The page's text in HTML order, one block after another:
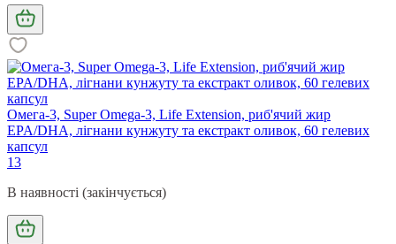
Омега-3, Super Omega-3, Life Extension, риб'ячий жир
EPA/DHA, лігнани кунжуту та екстракт оливок, 60 гелевих
капсул
13
В наявності (закінчується)